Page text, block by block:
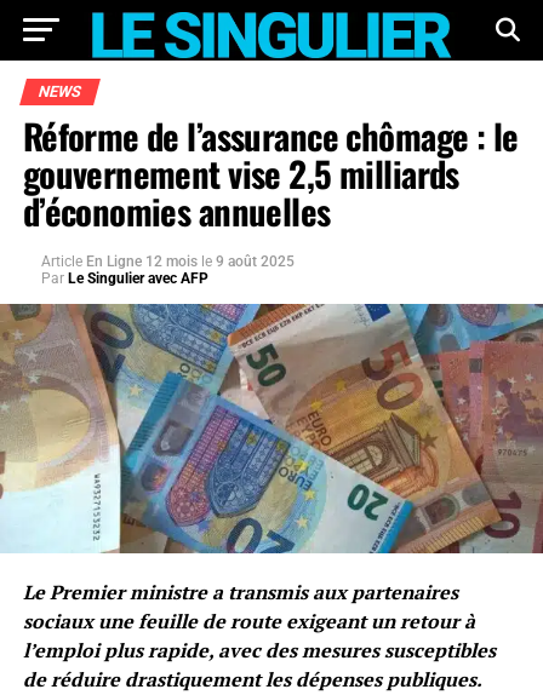
NEWS
Réforme de l’assurance chômage : le
gouvernement vise 2,5 milliards
d’économies annuelles
Article En Ligne 12 mois le 9 août 2025
Par Le Singulier avec AFP
Le Premier ministre a transmis aux partenaires
sociaux une feuille de route exigeant un retour à
l’emploi plus rapide, avec des mesures susceptibles
de réduire drastiquement les dépenses publiques.